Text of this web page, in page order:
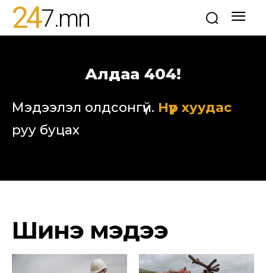
247.mn
Алдаа 404!
Мэдээлэл олдсонгүй. Нүүр хуудас
руу буцах
Шинэ мэдээ